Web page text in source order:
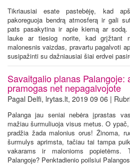
Tikriausiai esate pastebėję, kad
pakoreguoja bendrą atmosferą ir gali
pats pasakytina ir apie kiemą ar
lauke ar tiesiog norite, kad grįžtant
malonesnis vaizdas, pravartu pagalvoti
susipažinti su dažniausiai šiai erdvei
Savaitgalio planas Palangoje:
pramogas net nepagalvojote
Pagal Delfi, lrytas.lt, 2019 09 06 |
Palanga jau seniai nebėra įprastas
mažiau šurmuliuoja visus metus. O
pradžia žada malonius orus! Žinoma,
šurmulys aprimsta, tačiau tai tampa
vakarams ir malonioms popietėms.
Palangoje? Penktadienio poilsiui